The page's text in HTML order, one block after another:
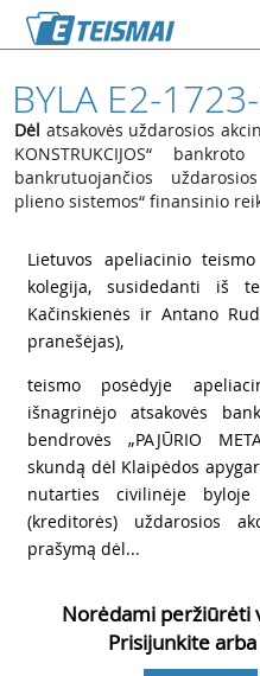
BYLA E2-
Dėl atsakovės uždarosios
KONSTRUKCIJOS“
bankrutuojančios
plieno sistemos“ finansinio
Lietuvos apeliacinio
kolegija, susidedanti iš
Kačinskienės ir Antano
pranešėjas),
teismo posėdyje
išnagrinėjo atsakovės
bendrovės „PAJŪRIO
skundą dėl Klaipėdos
nutarties civilinėje
(kreditorės) uždarosios
prašymą dėl...
Norėdami peržiūrėti
Prisijunkite